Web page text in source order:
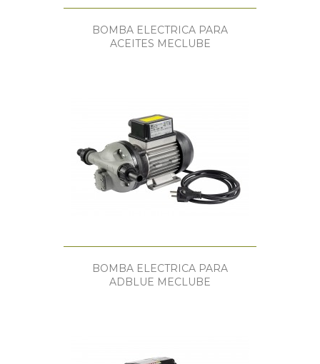
BOMBA ELECTRICA PARA
ACEITES MECLUBE
BOMBA ELECTRICA PARA
ADBLUE MECLUBE